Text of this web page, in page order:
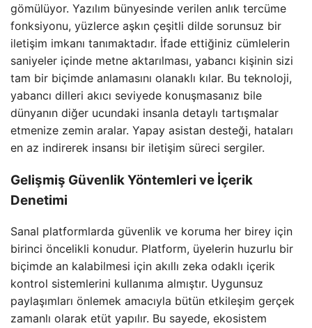
gömülüyor. Yazılım bünyesinde verilen anlık tercüme
fonksiyonu, yüzlerce aşkın çeşitli dilde sorunsuz bir
iletişim imkanı tanımaktadır. İfade ettiğiniz cümlelerin
saniyeler içinde metne aktarılması, yabancı kişinin sizi
tam bir biçimde anlamasını olanaklı kılar. Bu teknoloji,
yabancı dilleri akıcı seviyede konuşmasanız bile
dünyanın diğer ucundaki insanla detaylı tartışmalar
etmenize zemin aralar. Yapay asistan desteği, hataları
en az indirerek insansı bir iletişim süreci sergiler.
Gelişmiş Güvenlik Yöntemleri ve İçerik
Denetimi
Sanal platformlarda güvenlik ve koruma her birey için
birinci öncelikli konudur. Platform, üyelerin huzurlu bir
biçimde an kalabilmesi için akıllı zeka odaklı içerik
kontrol sistemlerini kullanıma almıştır. Uygunsuz
paylaşımları önlemek amacıyla bütün etkileşim gerçek
zamanlı olarak etüt yapılır. Bu sayede, ekosistem